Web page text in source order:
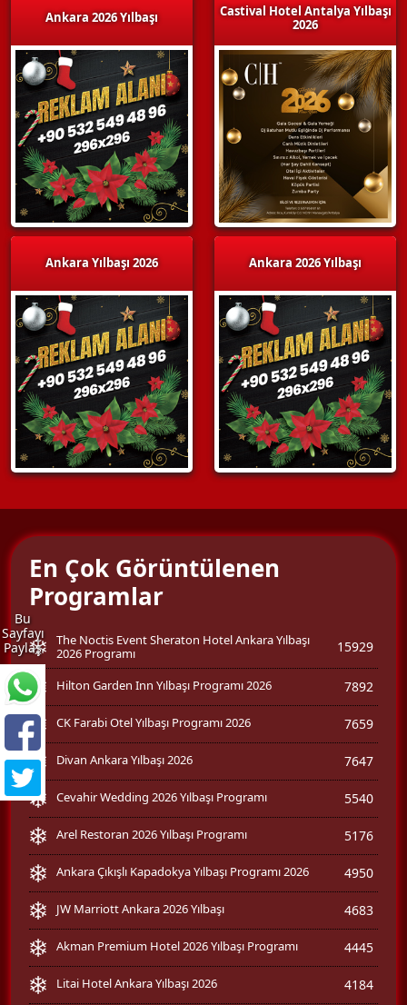
Ankara 2026 Yılbaşı
Ankara Yılbaşı 2026
Castival Hotel Antalya Yılbaşı
2026
Ankara 2026 Yılbaşı
Bu
Sayfayı
Paylaş
En Çok Görüntülenen
Programlar
The Noctis Event Sheraton Hotel Ankara Yılbaşı
2026 Programı
15929
Hilton Garden Inn Yılbaşı Programı 2026 7892
CK Farabi Otel Yılbaşı Programı 2026 7659
Divan Ankara Yılbaşı 2026 7647
Cevahir Wedding 2026 Yılbaşı Programı 5540
Arel Restoran 2026 Yılbaşı Programı 5176
Ankara Çıkışlı Kapadokya Yılbaşı Programı 2026 4950
JW Marriott Ankara 2026 Yılbaşı 4683
Akman Premium Hotel 2026 Yılbaşı Programı 4445
Litai Hotel Ankara Yılbaşı 2026 4184